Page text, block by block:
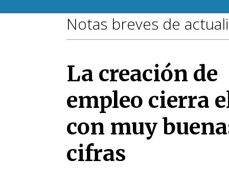
Notas breves de
La creación de
empleo cierra
con muy
cifras